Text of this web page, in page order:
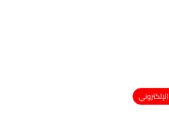
الإلكتروني